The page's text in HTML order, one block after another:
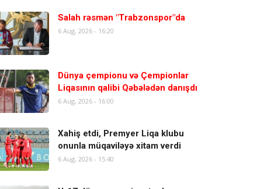
Salah rəsmən "Trabzonspor"da
6 Aug, 2026 - 16:20
Dünya çempionu və Çempionlar
Liqasının qalibi Qəbələdən danışdı
6 Aug, 2026 - 16:00
Xahiş etdi, Premyer Liqa klubu
onunla müqaviləyə xitam verdi
6 Aug, 2026 - 15:40